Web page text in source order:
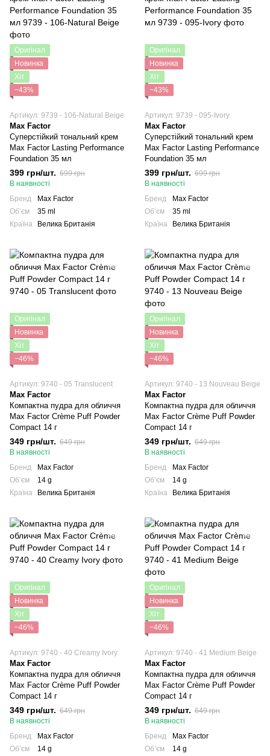
Оригінал
Новинка
Хіт
−43%
Артикул: 9739 - 106-Natural Beige
Max Factor
Суперстійкий тональний крем
Max Factor Lasting Performance
Foundation 35 мл
399 грн/шт. 699 грн
В наявності
Бренд
Max Factor
Обʼєм
35 ml
Країна
Велика Британія
Оригінал
Новинка
Хіт
−43%
Артикул: 9739 - 095-Ivory
Max Factor
Суперстійкий тональний крем
Max Factor Lasting Performance
Foundation 35 мл
399 грн/шт. 699 грн
В наявності
Бренд
Max Factor
Обʼєм
35 ml
Країна
Велика Британія
Оригінал
Новинка
Хіт
−46%
Артикул: 9740 - 05 Translucent
Max Factor
Компактна пудра для обличчя
Max Factor Crème Puff Powder
Compact 14 г
349 грн/шт. 649 грн
В наявності
Бренд
Max Factor
Обʼєм
14 g
Країна
Велика Британія
Оригінал
Новинка
Хіт
−46%
Артикул: 9740 - 13 Nouveau Beige
Max Factor
Компактна пудра для обличчя
Max Factor Crème Puff Powder
Compact 14 г
349 грн/шт. 649 грн
В наявності
Бренд
Max Factor
Обʼєм
14 g
Країна
Велика Британія
Оригінал
Новинка
Хіт
−46%
Артикул: 9740 - 40 Creamy Ivory
Max Factor
Компактна пудра для обличчя
Max Factor Crème Puff Powder
Compact 14 г
349 грн/шт. 649 грн
В наявності
Бренд
Max Factor
Обʼєм
14 g
Оригінал
Новинка
Хіт
−46%
Артикул: 9740 - 41 Medium Beige
Max Factor
Компактна пудра для обличчя
Max Factor Crème Puff Powder
Compact 14 г
349 грн/шт. 649 грн
В наявності
Бренд
Max Factor
Обʼєм
14 g